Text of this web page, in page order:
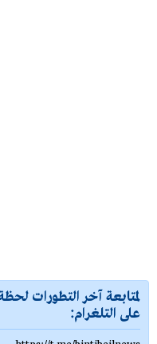
لمتابعة آخر التطورات
على التلغرام: